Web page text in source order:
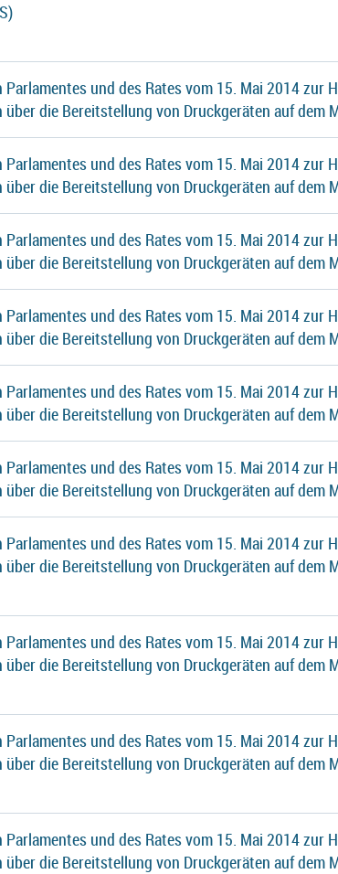
und des Rates vom 15. Mai 2014 zur
die Bereitstellung von Druckgeräten auf dem
und des Rates vom 15. Mai 2014 zur
die Bereitstellung von Druckgeräten auf dem
und des Rates vom 15. Mai 2014 zur
die Bereitstellung von Druckgeräten auf dem
und des Rates vom 15. Mai 2014 zur
die Bereitstellung von Druckgeräten auf dem
und des Rates vom 15. Mai 2014 zur
die Bereitstellung von Druckgeräten auf dem
und des Rates vom 15. Mai 2014 zur
die Bereitstellung von Druckgeräten auf dem
und des Rates vom 15. Mai 2014 zur
die Bereitstellung von Druckgeräten auf dem
und des Rates vom 15. Mai 2014 zur
die Bereitstellung von Druckgeräten auf dem
und des Rates vom 15. Mai 2014 zur
die Bereitstellung von Druckgeräten auf dem
und des Rates vom 15. Mai 2014 zur
die Bereitstellung von Druckgeräten auf dem